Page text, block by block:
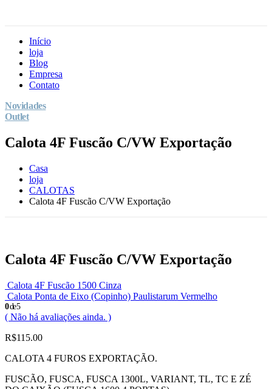
Início
loja
Blog
Empresa
Contato
Novidades
Outlet
Calota 4F Fuscão C/VW Exportação
Casa
loja
CALOTAS
Calota 4F Fuscão C/VW Exportação
Calota 4F Fuscão C/VW Exportação
Calota 4F Fuscão 1500 Cinza
Calota Ponta de Eixo (Copinho) Paulistarum Vermelho
0de 5
( Não há avaliações ainda. )
R$115.00
CALOTA 4 FUROS EXPORTAÇÃO.
FUSCÃO, FUSCA, FUSCA 1300L, VARIANT, TL, TC E ZÉ